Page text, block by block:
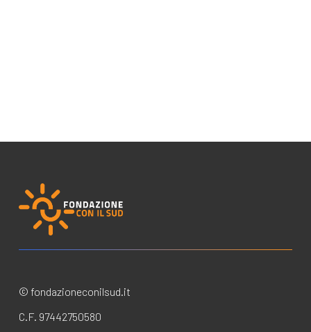
© fondazioneconilsud.it
C.F. 97442750580